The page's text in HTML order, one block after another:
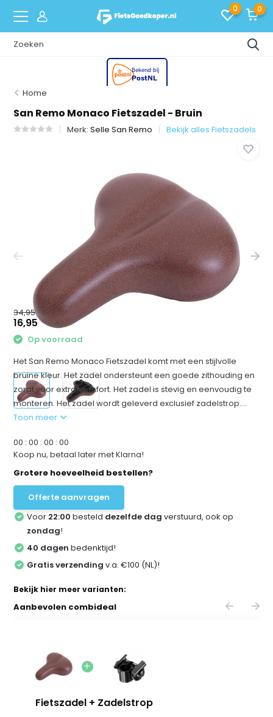
0 0
Home
San Remo Monaco Fietszadel - Bruin
Merk:Selle San Remo Bekijk alles Fietszadels
34,95
16,95
Op voorraad
Het San Remo Monaco Fietszadel komt met een stijlvolle
bruine kleur. Het zadel ondersteunt een goede zithouding en
zorgt voor extra comfort. Het zadel is stevig en eenvoudig te
monteren. Het zadel wordt geleverd exclusief zadelstrop....
Toon meer
00 :00 :00 :00
Koop nu, betaal later met Klarna!
Grotere hoeveelheid bestellen?
Offerte aanvragen
Voor 22:00 besteld dezelfde dag verstuurd, ook op
zondag!
40 dagen bedenktijd!
Gratis verzending v.a. €100 (NL)!
Bekijk hier meer varianten:
Aanbevolen combideal
Fietszadel + Zadelstrop